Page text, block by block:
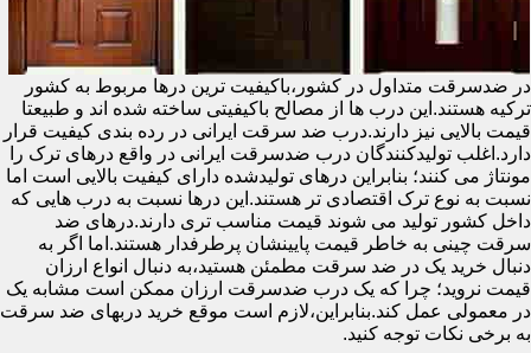
در ضدسرقت متداول در کشور،باکیفیت ترین درها مربوط به کشور
ترکیه هستند.این درب ها از مصالح باکیفیتی ساخته شده اند و طبیعتا
قیمت بالایی نیز دارند.درب ضد سرقت ایرانی در رده بندی کیفیت قرار
دارد.اغلب تولیدکنندگان درب ضدسرقت ایرانی در واقع درهای ترک را
مونتاژ می کنند؛ بنابراین درهای تولیدشده دارای کیفیت بالایی است اما
نسبت به نوع ترک اقتصادی تر هستند.این درها نسبت به درب هایی که
داخل کشور تولید می شوند قیمت مناسب تری دارند.درهای ضد
سرقت چینی به خاطر قیمت پایینشان پرطرفدار هستند.اما اگر به
دنبال خرید یک در ضد سرقت مطمئن هستید،به دنبال انواع ارزان
قیمت نروید؛ چرا که یک درب ضدسرقت ارزان ممکن است مشابه یک
در معمولی عمل کند.بنابراین،لازم است موقع خرید دربهای ضد سرقت
به برخی نکات توجه کنید.